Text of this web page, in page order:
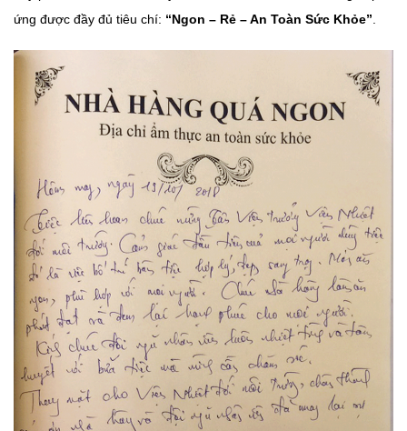
ứng được đầy đủ tiêu chí: “Ngon – Rẻ – An Toàn Sức Khỏe”